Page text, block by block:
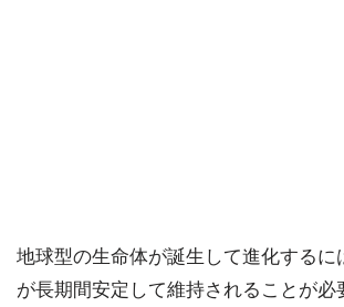
地球型の生命体が誕生して進化するに
が長期間安定して維持されることが必